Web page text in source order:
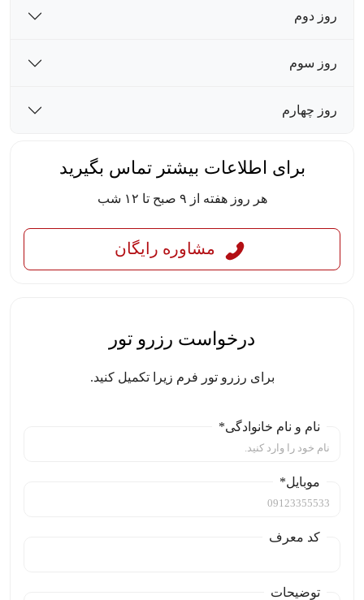
روز دوم
روز سوم
روز چهارم
برای اطلاعات بیشتر تماس بگیرید
هر روز هفته از ۹ صبح تا ۱۲ شب
مشاوره رایگان
درخواست رزرو تور
برای رزرو تور فرم زیرا تکمیل کنید.
نام و نام خانوادگی*
موبایل*
کد معرف
توضیحات